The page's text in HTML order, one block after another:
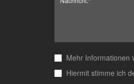
Mehr Informationen
Hiermit stimme ich